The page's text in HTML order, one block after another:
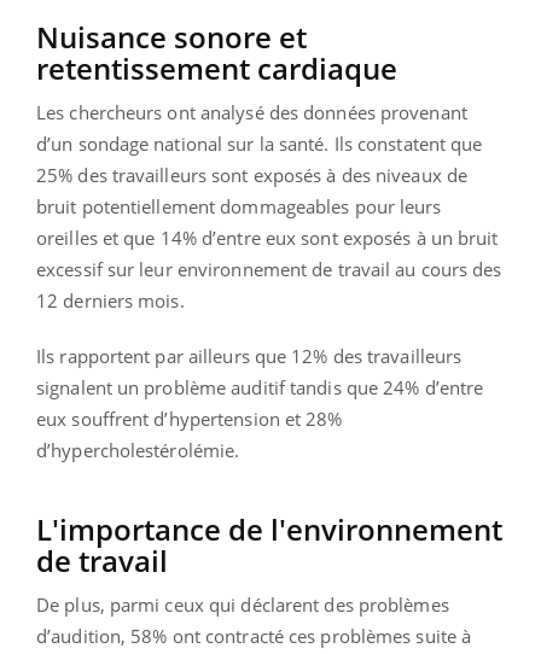
Nuisance sonore et
retentissement cardiaque
Les chercheurs ont analysé des données provenant
d’un sondage national sur la santé. Ils constatent que
25% des travailleurs sont exposés à des niveaux de
bruit potentiellement dommageables pour leurs
oreilles et que 14% d’entre eux sont exposés à un bruit
excessif sur leur environnement de travail au cours des
12 derniers mois.
Ils rapportent par ailleurs que 12% des travailleurs
signalent un problème auditif tandis que 24% d’entre
eux souffrent d’hypertension et 28%
d’hypercholestérolémie.
L'importance de l'environnement
de travail
De plus, parmi ceux qui déclarent des problèmes
d’audition, 58% ont contracté ces problèmes suite à